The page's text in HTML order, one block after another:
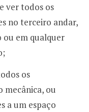
ver todos os
no terceiro andar,
em qualquer
os
mecânica, ou
a um espaço